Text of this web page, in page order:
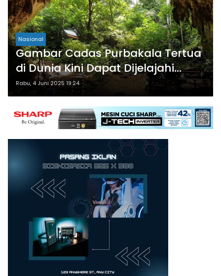
Nasional
Gambar Cadas Purbakala Tertua
di Dunia Kini Dapat Dijelajahi
Secara Digital dari Indonesia
Rabu, 4 Juni 2025 19:24